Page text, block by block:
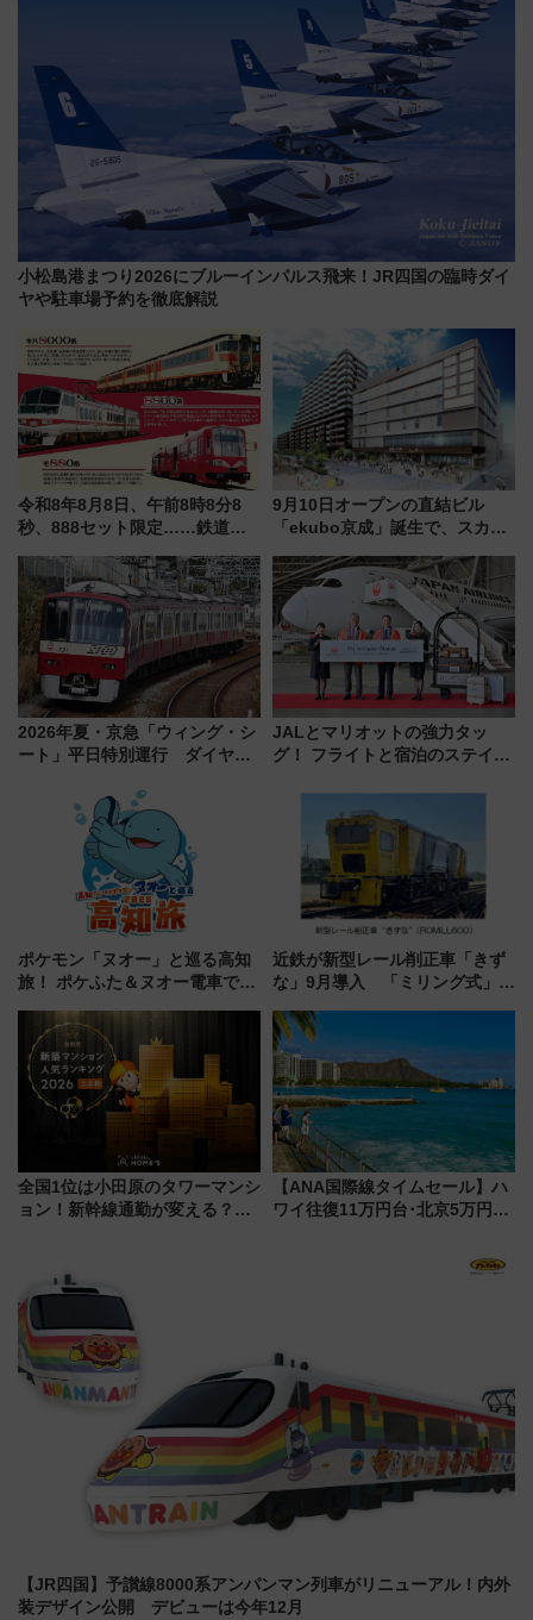
小松島港まつり2026にブルーインパルス飛来！JR四国の臨時ダイ
ヤや駐車場予約を徹底解説
令和8年8月8日、午前8時8分8
秒、888セット限定……鉄道各
たち
9月10日オープンの直結ビル
「ekubo京成」誕生で、スカイ
新鎌ヶ谷はどう変わる？ 全テナ
ント情報も公開！
2026年夏・京急「ウィング・シ
ート」平日特別運行 ダイヤ・
三浦海岸を堪能できるお出かけ
プランもご紹介
JALとマリオットの強力タッ
グ！ フライトと宿泊のステイタ
る方法を解説
ポケモン「ヌオー」と巡る高知
旅！ ポケふた＆ヌオー電車で楽
路の絶景と絶品グルメを満喫！
（7月18日スタート）
近鉄が新型レール削正車「きず
な」9月導入 「ミリング式」採
化！安全性や乗り心地の向上に
貢献するだけでなく、全線区で
活躍するための仕組みも
全国1位は小田原のタワーマンシ
ョン！新幹線通勤が変える？
【ANA国際線タイムセール】ハ
ワイ往復11万円台･北京5万円台
来春のGW旅行まで狙える激ア
ツ路線まとめ（8/10まで）
【JR四国】予讃線8000系アンパンマン列車がリニューアル！内外
装デザイン公開 デビューは今年12月